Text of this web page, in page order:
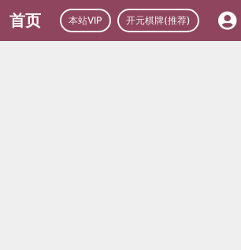
首页 本站VIP 开元棋牌(推荐)